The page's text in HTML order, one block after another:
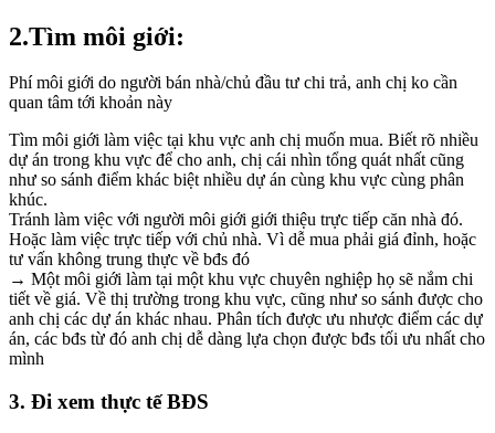
2.Tìm môi giới:
Phí môi giới do người bán nhà/chủ đầu tư chi trả, anh chị ko cần
quan tâm tới khoản này
Tìm môi giới làm việc tại khu vực anh chị muốn mua. Biết rõ nhiều
dự án trong khu vực để cho anh, chị cái nhìn tổng quát nhất cũng
như so sánh điểm khác biệt nhiều dự án cùng khu vực cùng phân
khúc.
Tránh làm việc với người môi giới giới thiệu trực tiếp căn nhà đó.
Hoặc làm việc trực tiếp với chủ nhà. Vì dễ mua phải giá đỉnh, hoặc
tư vấn không trung thực về bđs đó
→ Một môi giới làm tại một khu vực chuyên nghiệp họ sẽ nắm chi
tiết về giá. Về thị trường trong khu vực, cũng như so sánh được cho
anh chị các dự án khác nhau. Phân tích được ưu nhược điểm các dự
án, các bđs từ đó anh chị dễ dàng lựa chọn được bđs tối ưu nhất cho
mình
3. Đi xem thực tế BĐS